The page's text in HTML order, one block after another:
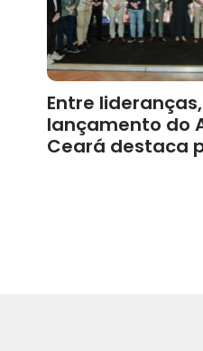
Entre lideranças,
lançamento do
Ceará destaca